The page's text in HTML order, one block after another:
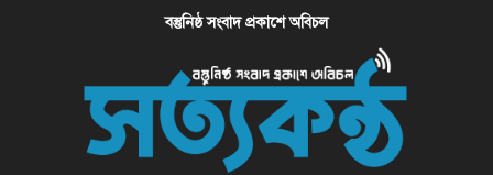
বস্তুনিষ্ঠ সংবাদ প্রকাশে অবিচল